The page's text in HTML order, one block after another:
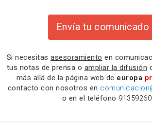
Envía tu comunicado
Si necesitas asesoramiento en
tus notas de prensa o ampliar la difusión
más allá de la página web de europa
contacto con nosotros en
o en el teléfono